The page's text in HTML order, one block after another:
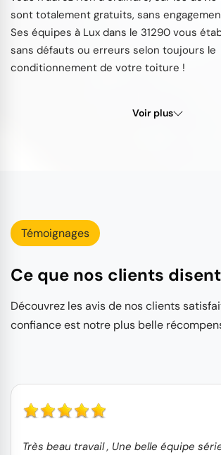
sont totalement gratuits, sans
Ses équipes à Lux dans le 31290 vous
sans défauts ou erreurs selon toujours le
conditionnement de votre toiture !
Voir plus
Témoignages
Ce que nos clients
Découvrez les avis de nos clients
confiance est notre plus belle
Très beau travail , Une belle équipe